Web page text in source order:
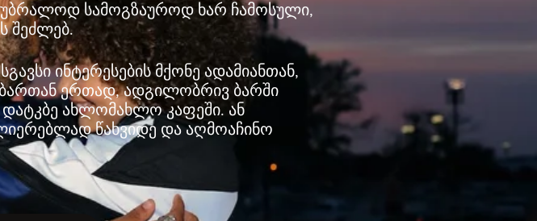
უბრალოდ სამოგზაუროდ ხარ ჩამოსული,
შეძლებ.
ინტერესების მქონე ადამიანთან,
ერთად, ადგილობრივ ბარში
დატკბე ახლომახლო კაფეში. ან
წახვიდე და აღმოაჩინო